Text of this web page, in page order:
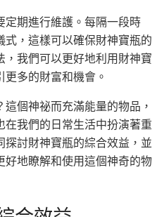
定期進行維護。每隔一段時
，這樣可以確保財神寶瓶的
我們可以更好地利用財神寶
多的財富和機會。
個神祕而充滿能量的物品，
我們的日常生活中扮演著重
討財神寶瓶的綜合效益，並
地瞭解和使用這個神奇的物